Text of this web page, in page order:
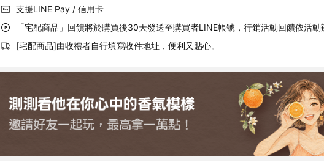
支援LINE Pay / 信用卡
「宅配商品」回饋將於購買後30天發送至購買者LINE帳號，行銷活動回饋依活動
[宅配商品]由收禮者自行填寫收件地址，便利又貼心。